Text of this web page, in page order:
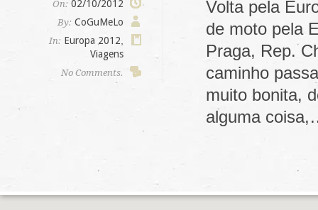
On: 02/10/2012
By: CoGuMeLo
In: Europa 2012
Viagens
No Comments.
Volta pela
de moto pela
Praga, Rep.
caminho
muito bonita,
alguma